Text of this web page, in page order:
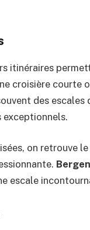
itinéraires
croisière courte
des
exceptionnels.
on retrouve le
Bergen
escale